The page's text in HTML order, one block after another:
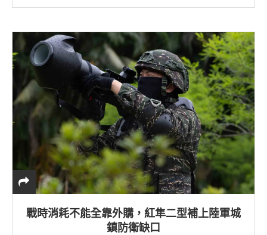
戰時消耗不能全靠外購，紅隼二型補上陸軍城
鎮防衛缺口